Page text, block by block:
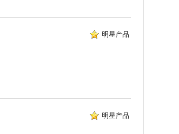
明星产品
明星产品